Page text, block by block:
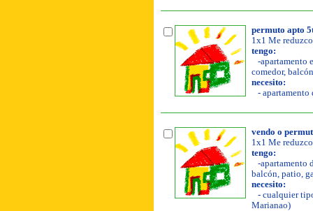
permuto apto
1x1 Me
tengo:
-apartamento
comedor,
necesito:
- apartamento
vendo o
1x1 Me
tengo:
-apartamento
balcón, patio,
necesito:
- cualquier
Marianao)